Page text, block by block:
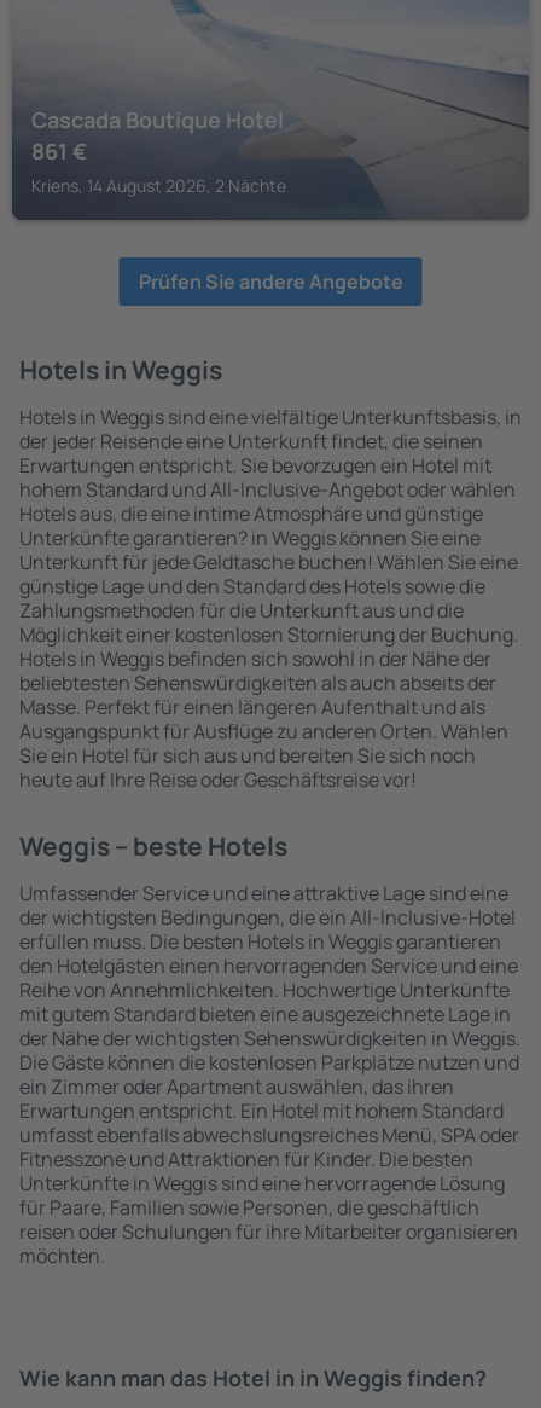
Cascada Boutique Hotel
861 €
Kriens, 14 August 2026, 2 Nächte
Prüfen Sie andere Angebote
Hotels in Weggis
Hotels in Weggis sind eine vielfältige Unterkunftsbasis, in
der jeder Reisende eine Unterkunft findet, die seinen
Erwartungen entspricht. Sie bevorzugen ein Hotel mit
hohem Standard und All-Inclusive-Angebot oder wählen
Hotels aus, die eine intime Atmosphäre und günstige
Unterkünfte garantieren? in Weggis können Sie eine
Unterkunft für jede Geldtasche buchen! Wählen Sie eine
günstige Lage und den Standard des Hotels sowie die
Zahlungsmethoden für die Unterkunft aus und die
Möglichkeit einer kostenlosen Stornierung der Buchung.
Hotels in Weggis befinden sich sowohl in der Nähe der
beliebtesten Sehenswürdigkeiten als auch abseits der
Masse. Perfekt für einen längeren Aufenthalt und als
Ausgangspunkt für Ausflüge zu anderen Orten. Wählen
Sie ein Hotel für sich aus und bereiten Sie sich noch
heute auf Ihre Reise oder Geschäftsreise vor!
Weggis – beste Hotels
Umfassender Service und eine attraktive Lage sind eine
der wichtigsten Bedingungen, die ein All-Inclusive-Hotel
erfüllen muss. Die besten Hotels in Weggis garantieren
den Hotelgästen einen hervorragenden Service und eine
Reihe von Annehmlichkeiten. Hochwertige Unterkünfte
mit gutem Standard bieten eine ausgezeichnete Lage in
der Nähe der wichtigsten Sehenswürdigkeiten in Weggis.
Die Gäste können die kostenlosen Parkplätze nutzen und
ein Zimmer oder Apartment auswählen, das ihren
Erwartungen entspricht. Ein Hotel mit hohem Standard
umfasst ebenfalls abwechslungsreiches Menü, SPA oder
Fitnesszone und Attraktionen für Kinder. Die besten
Unterkünfte in Weggis sind eine hervorragende Lösung
für Paare, Familien sowie Personen, die geschäftlich
reisen oder Schulungen für ihre Mitarbeiter organisieren
möchten.
Wie kann man das Hotel in in Weggis finden?